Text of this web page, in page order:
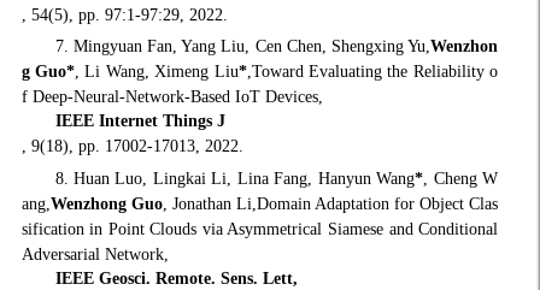
, 54(5), pp. 97:1-97:29, 2022.
7. Mingyuan Fan, Yang Liu, Cen Chen, Shengxing Yu,Wenzhon
g Guo*, Li Wang, Ximeng Liu*,Toward Evaluating the Reliability o
f Deep-Neural-Network-Based IoT Devices,
IEEE Internet Things J
, 9(18), pp. 17002-17013, 2022.
8. Huan Luo, Lingkai Li, Lina Fang, Hanyun Wang*, Cheng W
ang,Wenzhong Guo, Jonathan Li,Domain Adaptation for Object Clas
sification in Point Clouds via Asymmetrical Siamese and Conditional
Adversarial Network,
IEEE Geosci. Remote. Sens. Lett,